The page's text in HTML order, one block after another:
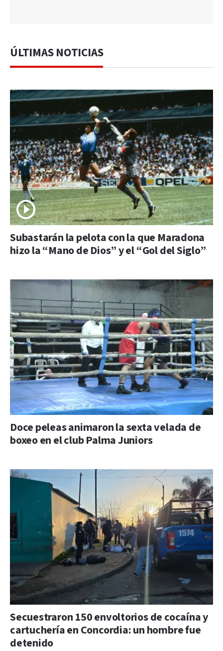
ÚLTIMAS NOTICIAS
Subastarán la pelota con la que Maradona
hizo la “Mano de Dios” y el “Gol del Siglo”
Doce peleas animaron la sexta velada de
boxeo en el club Palma Juniors
Secuestraron 150 envoltorios de cocaína y
cartuchería en Concordia: un hombre fue
detenido